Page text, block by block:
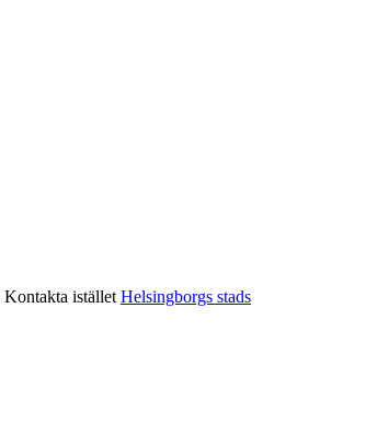
Kontakta istället Helsingborgs stads